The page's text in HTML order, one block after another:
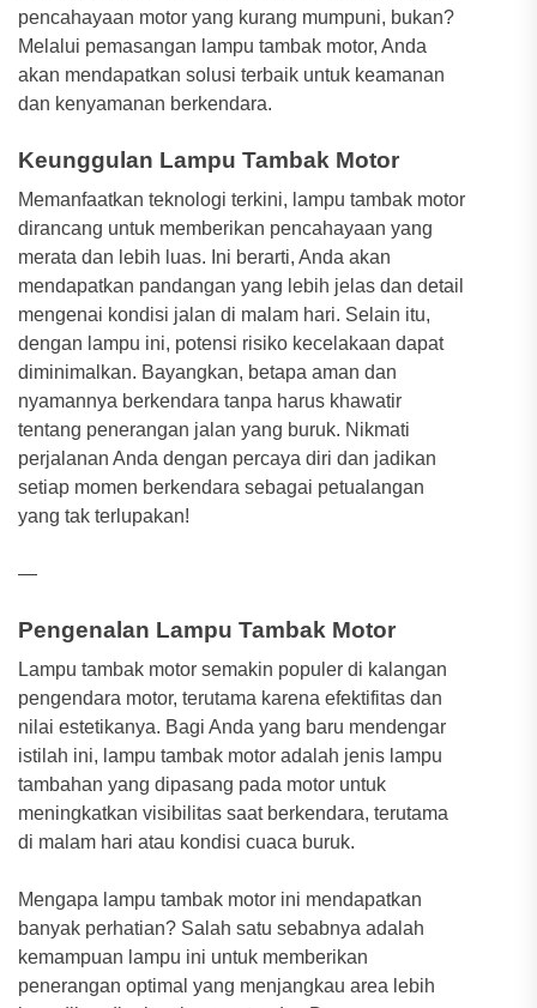
pencahayaan motor yang kurang mumpuni, bukan?
Melalui pemasangan lampu tambak motor, Anda
akan mendapatkan solusi terbaik untuk keamanan
dan kenyamanan berkendara.
Keunggulan Lampu Tambak Motor
Memanfaatkan teknologi terkini, lampu tambak motor
dirancang untuk memberikan pencahayaan yang
merata dan lebih luas. Ini berarti, Anda akan
mendapatkan pandangan yang lebih jelas dan detail
mengenai kondisi jalan di malam hari. Selain itu,
dengan lampu ini, potensi risiko kecelakaan dapat
diminimalkan. Bayangkan, betapa aman dan
nyamannya berkendara tanpa harus khawatir
tentang penerangan jalan yang buruk. Nikmati
perjalanan Anda dengan percaya diri dan jadikan
setiap momen berkendara sebagai petualangan
yang tak terlupakan!
—
Pengenalan Lampu Tambak Motor
Lampu tambak motor semakin populer di kalangan
pengendara motor, terutama karena efektifitas dan
nilai estetikanya. Bagi Anda yang baru mendengar
istilah ini, lampu tambak motor adalah jenis lampu
tambahan yang dipasang pada motor untuk
meningkatkan visibilitas saat berkendara, terutama
di malam hari atau kondisi cuaca buruk.
Mengapa lampu tambak motor ini mendapatkan
banyak perhatian? Salah satu sebabnya adalah
kemampuan lampu ini untuk memberikan
penerangan optimal yang menjangkau area lebih